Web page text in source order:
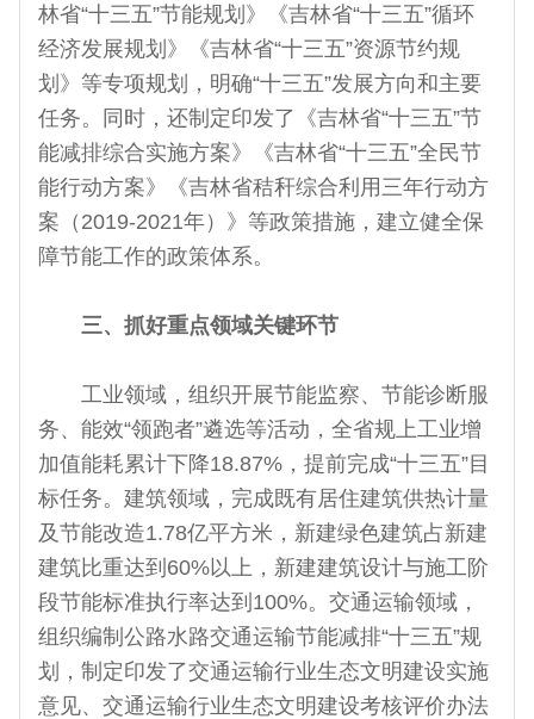
林省“十三五”节能规划》《吉林省“十三五”循环
经济发展规划》《吉林省“十三五”资源节约规
划》等专项规划，明确“十三五”发展方向和主要
任务。同时，还制定印发了《吉林省“十三五”节
能减排综合实施方案》《吉林省“十三五”全民节
能行动方案》《吉林省秸秆综合利用三年行动方
案（2019-2021年）》等政策措施，建立健全保
障节能工作的政策体系。
三、抓好重点领域关键环节
工业领域，组织开展节能监察、节能诊断服
务、能效“领跑者”遴选等活动，全省规上工业增
加值能耗累计下降18.87%，提前完成“十三五”目
标任务。建筑领域，完成既有居住建筑供热计量
及节能改造1.78亿平方米，新建绿色建筑占新建
建筑比重达到60%以上，新建建筑设计与施工阶
段节能标准执行率达到100%。交通运输领域，
组织编制公路水路交通运输节能减排“十三五”规
划，制定印发了交通运输行业生态文明建设实施
意见、交通运输行业生态文明建设考核评价办法